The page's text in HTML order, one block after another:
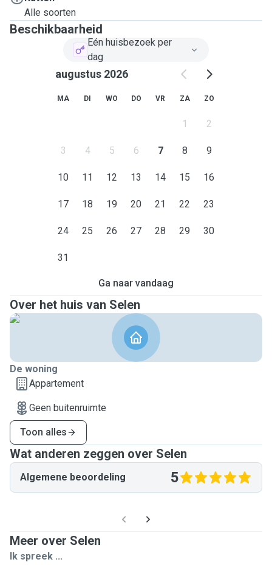
Alle soorten
Beschikbaarheid
Eén huisbezoek per
dag
augustus 2026
MA DI WO DO VR ZA ZO
1 2
3 4 5 6 7 8 9
10 11 12 13 14 15 16
17 18 19 20 21 22 23
24 25 26 27 28 29 30
31
Ga naar vandaag
Over het huis van Selen
De woning
Appartement
Geen buitenruimte
Toon alles
Wat anderen zeggen over Selen
Algemene beoordeling 5
Meer over Selen
Ik spreek ...